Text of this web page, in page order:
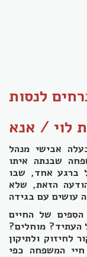
לנסות
לוי / אנא
אבישי מנהל
שבנתה איתו
ברגע אחד, שבו
הזאת, שלא
של החיים
העתיד? מוחלים?
לחיזוק ולתיקון
המשפחה כפי